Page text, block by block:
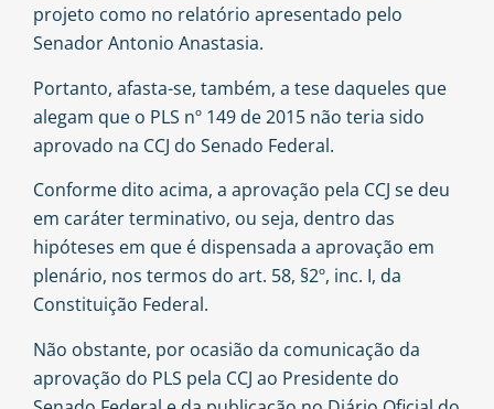
projeto como no relatório apresentado pelo
Senador Antonio Anastasia.
Portanto, afasta-se, também, a tese daqueles que
alegam que o PLS nº 149 de 2015 não teria sido
aprovado na CCJ do Senado Federal.
Conforme dito acima, a aprovação pela CCJ se deu
em caráter terminativo, ou seja, dentro das
hipóteses em que é dispensada a aprovação em
plenário, nos termos do art. 58, §2º, inc. I, da
Constituição Federal.
Não obstante, por ocasião da comunicação da
aprovação do PLS pela CCJ ao Presidente do